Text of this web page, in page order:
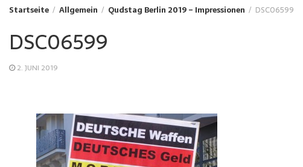
Startseite Allgemein Qudstag Berlin 2019 – Impressionen DSC06599
DSC06599
2. JUNI 2019